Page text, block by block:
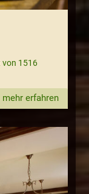
von 1516
mehr erfahren